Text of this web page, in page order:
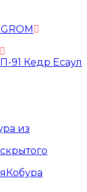
91 Кедр Есаул
из
Кобура